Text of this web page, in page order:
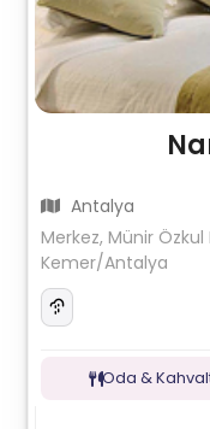
Antalya
Merkez, Münir
Kemer/Antalya
Oda &